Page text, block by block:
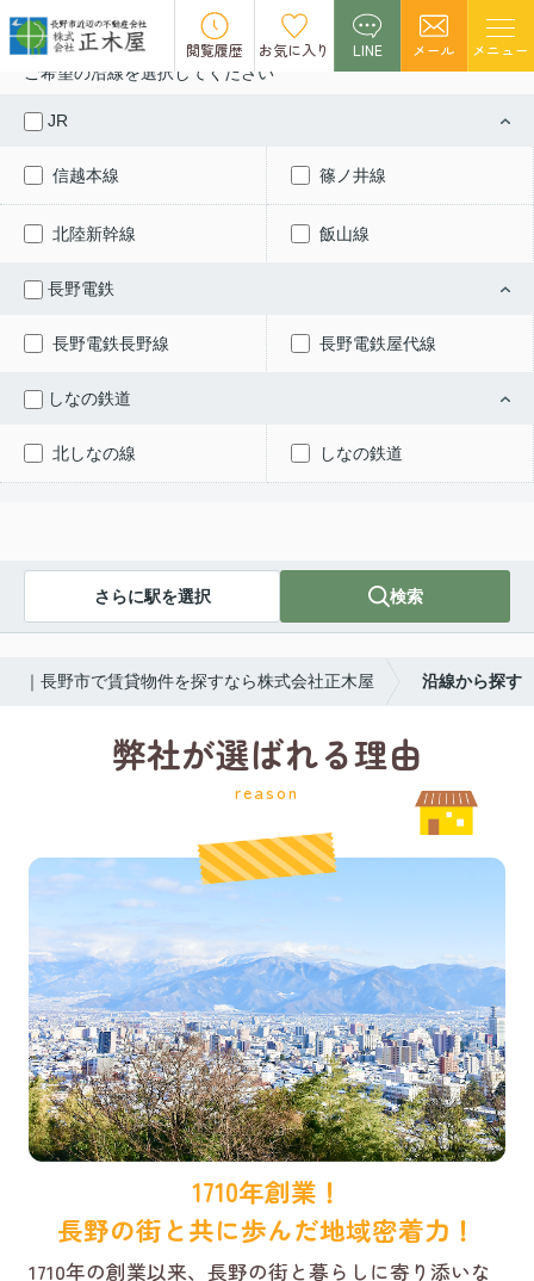
閲覧履歴 お気に入り LINE メール メニュー
賃貸を探す
ご希望の沿線を選択してください
JR
信越本線 篠ノ井線
北陸新幹線 飯山線
長野電鉄
長野電鉄長野線 長野電鉄屋代線
しなの鉄道
北しなの線 しなの鉄道
さらに駅を選択 検索
｜長野市で賃貸物件を探すなら株式会社正木屋 沿線から探す
弊社が選ばれる理由
reason
1710年創業！
長野の街と共に歩んだ地域密着力！
1710年の創業以来、長野の街と暮らしに寄り添いな